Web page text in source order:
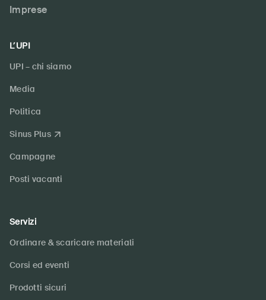
Imprese
L’UPI
UPI – chi siamo
Media
Politica
Sinus Plus
Campagne
Posti vacanti
Servizi
Ordinare & scaricare materiali
Corsi ed eventi
Prodotti sicuri